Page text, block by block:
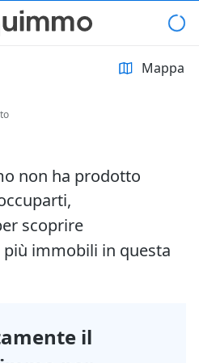
Mappa
non ha prodotto
scoprire
immobili in questa
il